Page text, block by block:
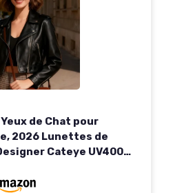
de Chat pour
2026 Lunettes de
Cateye UV400